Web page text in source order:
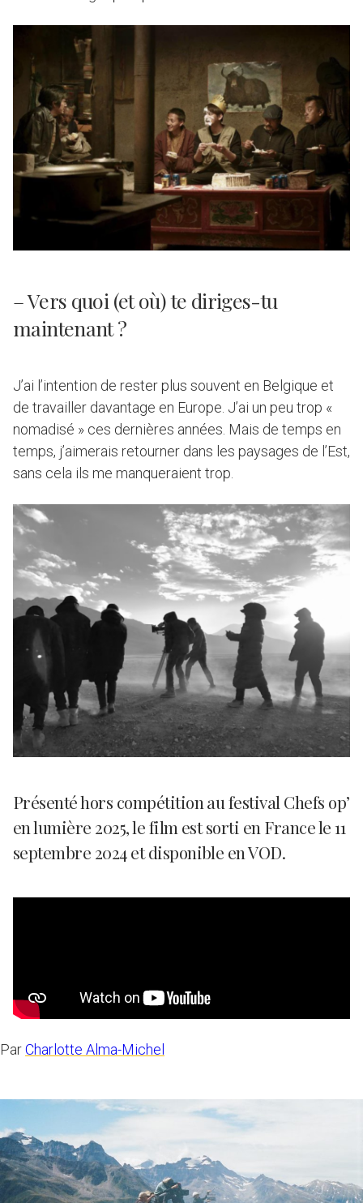
– Vers quoi (et où) te diriges-tu
maintenant ?
J’ai l’intention de rester plus souvent en Belgique et
de travailler davantage en Europe. J’ai un peu trop «
nomadisé » ces dernières années. Mais de temps en
temps, j’aimerais retourner dans les paysages de l’Est,
sans cela ils me manqueraient trop.
Présenté hors compétition au festival Chefs op’
en lumière 2025, le film est sorti en France le 11
septembre 2024 et disponible en VOD.
ParCharlotte Alma-Michel